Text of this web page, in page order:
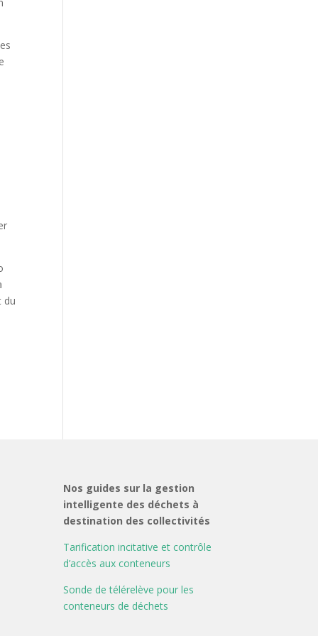
du
Nos guides sur la gestion
intelligente des déchets à
destination des collectivités
Tarification incitative et contrôle
d’accès aux conteneurs
Sonde de télérelève pour les
conteneurs de déchets